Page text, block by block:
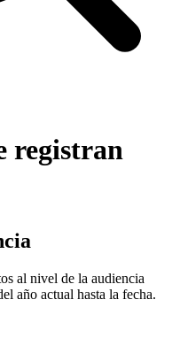
registran
al nivel de la audiencia
año actual hasta la fecha.